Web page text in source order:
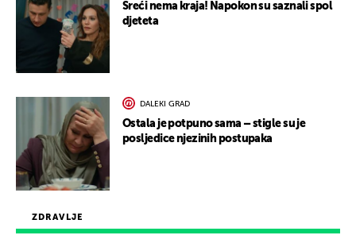
ZDRAVLJE
Sreći nema kraja! Napokon su saznali spol
djeteta
DALEKI GRAD
Ostala je potpuno sama – stigle su je
posljedice njezinih postupaka